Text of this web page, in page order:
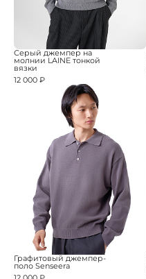
Серый джемпер на
молнии LAINE тонкой
вязки
12 000 ₽
Графитовый джемпер-
поло Senseera